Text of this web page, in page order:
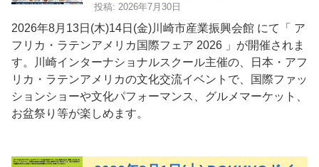
投稿: 2026年7月30日
2026年8月13日(木)14日(金)川崎市産業振興会館 にて「 ア
フリカ・ラテンアメリカ国際フェア 2026 」が開催されま
す。川崎インターナショナルスクール主催の、日本・アフ
リカ・ラテンアメリカの文化交流イベントで、国際ファッ
ションショーや文化パフォーマンス、グルメマーケット、
お盆祭り等が楽しめます。